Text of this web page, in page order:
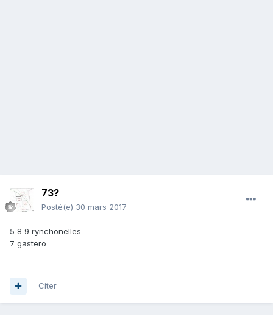
73?
Posté(e) 30 mars 2017
5 8 9 rynchonelles
7 gastero
Citer